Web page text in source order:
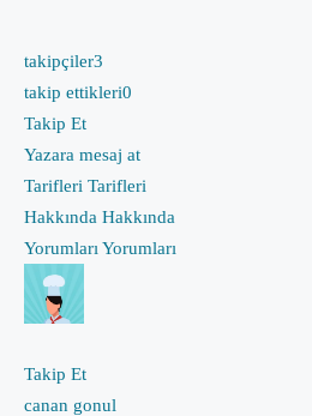
takipçiler3
takip ettikleri0
Takip Et
Yazara mesaj at
Tarifleri Tarifleri
Hakkında Hakkında
Yorumları Yorumları
Takip Et
canan gonul